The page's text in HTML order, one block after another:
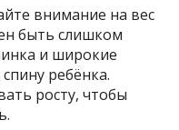
внимание на вес
быть слишком
и широкие
ребёнка.
росту, чтобы